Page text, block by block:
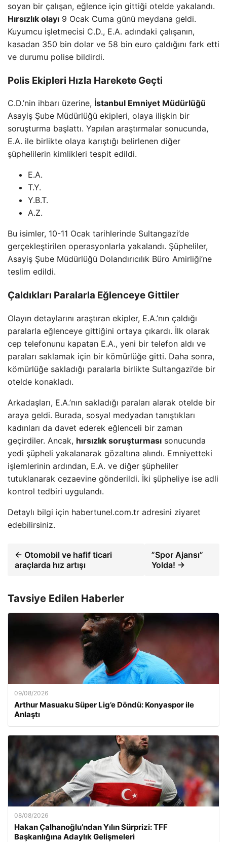
soyan bir çalışan, eğlence için gittiği otelde yakalandı.
Hırsızlık olayı 9 Ocak Cuma günü meydana geldi.
Kuyumcu işletmecisi C.D., E.A. adındaki çalışanın,
kasadan 350 bin dolar ve 58 bin euro çaldığını fark etti
ve durumu polise bildirdi.
Polis Ekipleri Hızla Harekete Geçti
C.D.’nin ihbarı üzerine, İstanbul Emniyet Müdürlüğü
Asayiş Şube Müdürlüğü ekipleri, olaya ilişkin bir
soruşturma başlattı. Yapılan araştırmalar sonucunda,
E.A. ile birlikte olaya karıştığı belirlenen diğer
şüphelilerin kimlikleri tespit edildi.
E.A.
T.Y.
Y.B.T.
A.Z.
Bu isimler, 10-11 Ocak tarihlerinde Sultangazi’de
gerçekleştirilen operasyonlarla yakalandı. Şüpheliler,
Asayiş Şube Müdürlüğü Dolandırıcılık Büro Amirliği’ne
teslim edildi.
Çaldıkları Paralarla Eğlenceye Gittiler
Olayın detaylarını araştıran ekipler, E.A.’nın çaldığı
paralarla eğlenceye gittiğini ortaya çıkardı. İlk olarak
cep telefonunu kapatan E.A., yeni bir telefon aldı ve
paraları saklamak için bir kömürlüğe gitti. Daha sonra,
kömürlüğe sakladığı paralarla birlikte Sultangazi’de bir
otelde konakladı.
Arkadaşları, E.A.’nın sakladığı paraları alarak otelde bir
araya geldi. Burada, sosyal medyadan tanıştıkları
kadınları da davet ederek eğlenceli bir zaman
geçirdiler. Ancak, hırsızlık soruşturması sonucunda
yedi şüpheli yakalanarak gözaltına alındı. Emniyetteki
işlemlerinin ardından, E.A. ve diğer şüpheliler
tutuklanarak cezaevine gönderildi. İki şüpheliye ise adli
kontrol tedbiri uygulandı.
Detaylı bilgi için habertunel.com.tr adresini ziyaret
edebilirsiniz.
← Otomobil ve hafif ticari
araçlarda hız artışı
”Spor Ajansı”
Yolda! →
Tavsiye Edilen Haberler
09/08/2026
Arthur Masuaku Süper Lig’e Döndü: Konyaspor ile
Anlaştı
08/08/2026
Hakan Çalhanoğlu’ndan Yılın Sürprizi: TFF
Başkanlığına Adaylık Gelişmeleri